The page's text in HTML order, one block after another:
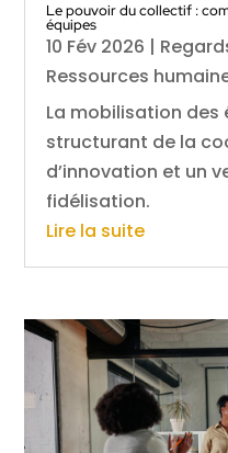
Le pouvoir du collectif :
équipes
10 Fév 2026 |
Ressources
La mobilisation des
structurant de la
d’innovation et un
fidélisation.
Lire la suite